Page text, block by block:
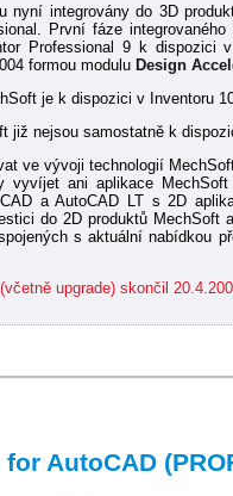
nyní integrovány do 3D
První fáze
Professional 9 k dispozici
formou modulu Design
je k dispozici v Inventoru
již nejsou samostatně k
ve vývoji technologií
vyvíjet ani aplikace
a AutoCAD LT s 2D
do 2D produktů MechSoft
s aktuální nabídkou
upgrade) skončil
AutoCAD